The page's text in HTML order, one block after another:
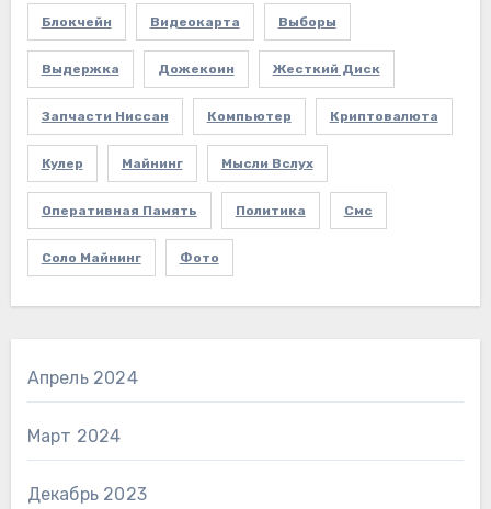
Блокчейн Видеокарта Выборы
Выдержка Дожекоин Жесткий Диск
Запчасти Ниссан Компьютер Криптовалюта
Кулер Майнинг Мысли Вслух
Оперативная Память Политика Смс
Соло Майнинг Фото
Апрель 2024
Март 2024
Декабрь 2023